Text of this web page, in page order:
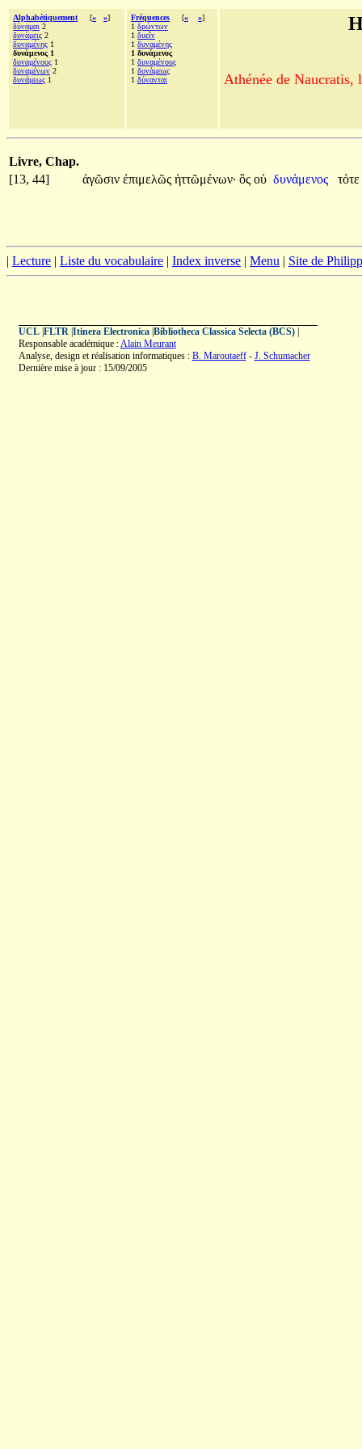
Alphabétiquement [« »]
δύναμαι 2
δυνάμεις 2
δυναμένης 1
δυνάμενος 1
δυναμένους 1
δυναμένων 2
δυνάμεως 1
Fréquences [« »]
1 δρώντων
1 δυεῖν
1 δυναμένης
1 δυνάμενος
1 δυναμένους
1 δυνάμεως
1 δύνανται Athénée de Naucratis,
Livre, Chap.
[13, 44]
ἀγῶσιν ἐπιμελῶς ἡττῶμένων· ὃς οὐ δυνάμενος τότε
| Lecture | Liste du vocabulaire | Index inverse | Menu | Site de
UCL| FLTR| Itinera Electronica| Bibliotheca Classica Selecta (BCS)|
Responsable académique :Alain Meurant
Analyse, design et réalisation informatiques : B. Maroutaeff- J. Schumacher
Dernière mise à jour : 15/09/2005